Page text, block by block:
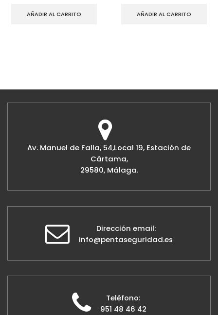
AÑADIR AL CARRITO AÑADIR AL CARRITO
Av. Manuel de Falla, 54,Local 19, Estación de
Cártama,
29580, Málaga.
Dirección email:
info@pentaseguridad.es
Teléfono:
951 48 46 42